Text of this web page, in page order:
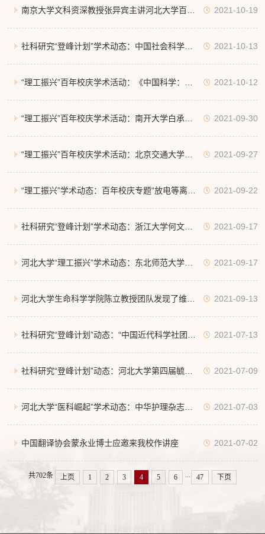
术研究所何清教授应邀来我校作报告
南京大学文科资深教授张异宾主讲河北大学百年
校庆哲学高端系列讲座暨坤舆哲学讲坛第100期
2021-10-19
社科研究“登峰计划”学术动态：中国社会科学院
大学副校长张斌教授来我校学术交流
2021-10-13
“理工振兴”百年校庆学术活动：《中国科学：生
命科学》庆祝“河北大学百年华诞、生命科学学
院创立69周年”专刊出版
2021-10-12
“理工振兴”百年校庆学术活动：南开大学白承铭
教授应邀来我校作报告
2021-09-30
“理工振兴”百年校庆学术活动：北京交通大学郑
神州教授来我校作报告
2021-09-27
“理工振兴”学术动态：百年校庆专题“放电等离子
体基础和应用”学术报告会成功举办
2021-09-22
社科研究“登峰计划”学术动态：浙江大学何文炯
教授为我校师生作专题报告
2021-09-17
河北大学“理工振兴”学术动态：东北师范大学陈
良云教授应邀为我校师生作报告
2021-09-17
河北大学生命科学学院陈立教授团队发现了维持
蚂蚁与蚜虫之间共生关系的信息化学物质
2021-09-13
社科研究“登峰计划”动态：“中国近代科学社团史
研究：史料、视角及方法”学术研讨会圆满召开
2021-07-13
社科研究“登峰计划”动态：河北大学第四届毓秀
史学大讲堂成功举办
2021-07-09
河北大学“医科崛起”学术动态：中华护理杂志社
社长姜小鹰教授应邀来我校作学术报告
2021-07-03
中国翻译协会蒙永业博士应邀来我校作讲座 2021-07-02
共702条 上页 1 2 3 4 5 6 ... 47 下页